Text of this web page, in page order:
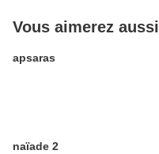
Vous aimerez aussi
apsaras
naïade 2